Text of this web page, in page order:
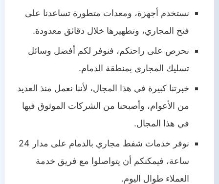
نستخدم أجهزة، ومعدات متطورة تساعدنا على
فتح المجاري، وتطهيرها خلال دقائق معدودة.
نحرص على راحتكم، فنوفر لكم أفضل وسائل
تسليك المجاري بمنطقة الدمام.
خبرتنا كبيرة في هذا المجال، لأننا نعمل منذ العديد
من الأعوام، وأصبحنا من الشركات الموثوق فيها
في هذا المجال.
نوفر خدمات شفط مجاري بالدمام على مدار 24
ساعة، فيمكنكم أن يتواصلوا مع فريق خدمة
العملاء طوال اليوم.